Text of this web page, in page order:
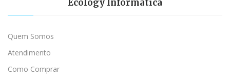
Ecology Informática
Quem Somos
Atendimento
Como Comprar